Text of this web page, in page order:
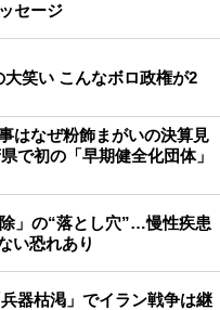
セージ
笑い こんなボロ政権が2
はなぜ粉飾まがいの決算見
で初の「早期健全化団体」
」の“落とし穴”…慢性疾患
い恐れあり
器枯渇」でイラン戦争は継